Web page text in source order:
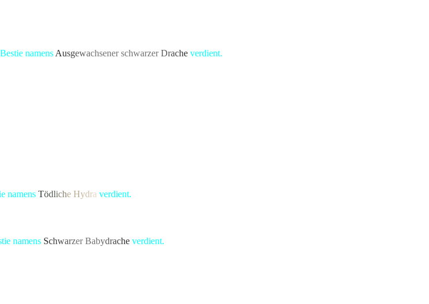
namens Ausgewachsener schwarzer Drache verdient.
namens Tödliche Hydra verdient.
namens Schwarzer Babydrache verdient.